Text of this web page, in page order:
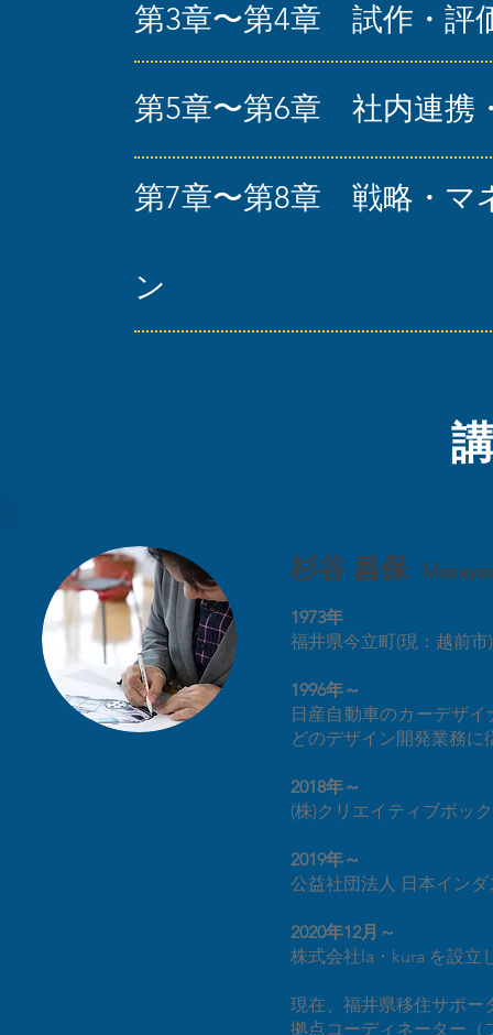
第3章〜第4章 試作・評
第5章〜第6章 社内連携
第7章〜第8章 戦略・マ
ン
杉谷 昌保
​1973年
福井県今立町(現：越前
1996年～
日産自動車のカーデザ
どのデザイン開発業務に
2018年～
(株)クリエイティブボッ
2019年～
公益社団法人 日本イン
2020年12月～
株式会社la・kura を設立
現在、福井県移住サポー
拠点コーディネーター（